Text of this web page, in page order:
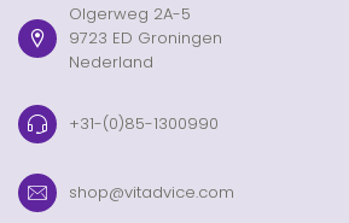
Olgerweg 2A-5
9723 ED Groningen
Nederland
+31-(0)85-1300990
shop@vitadvice.com